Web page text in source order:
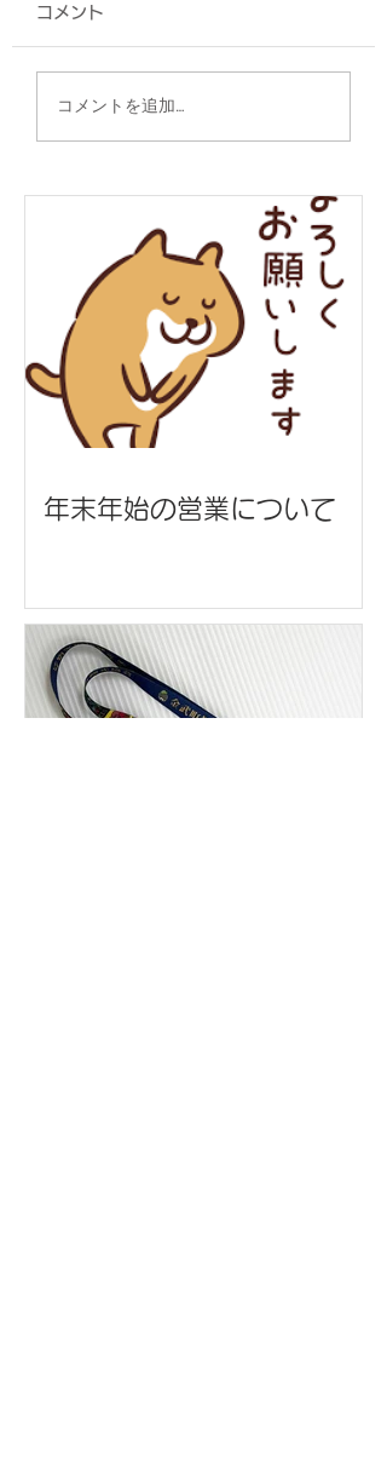
A4フラットトート/仲
本工業 様
コメント
コメントを追加…
年末年始の営業について